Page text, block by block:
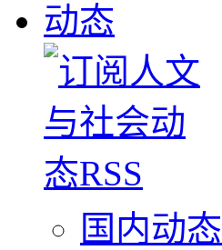
动态
国内动态